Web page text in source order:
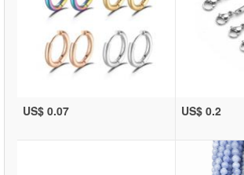
US$ 0.07 US$ 0.2